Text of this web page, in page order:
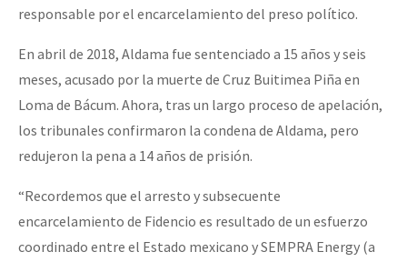
responsable por el encarcelamiento del preso político.
En abril de 2018, Aldama fue sentenciado a 15 años y seis
meses, acusado por la muerte de Cruz Buitimea Piña en
Loma de Bácum. Ahora, tras un largo proceso de apelación,
los tribunales confirmaron la condena de Aldama, pero
redujeron la pena a 14 años de prisión.
“Recordemos que el arresto y subsecuente
encarcelamiento de Fidencio es resultado de un esfuerzo
coordinado entre el Estado mexicano y SEMPRA Energy (a